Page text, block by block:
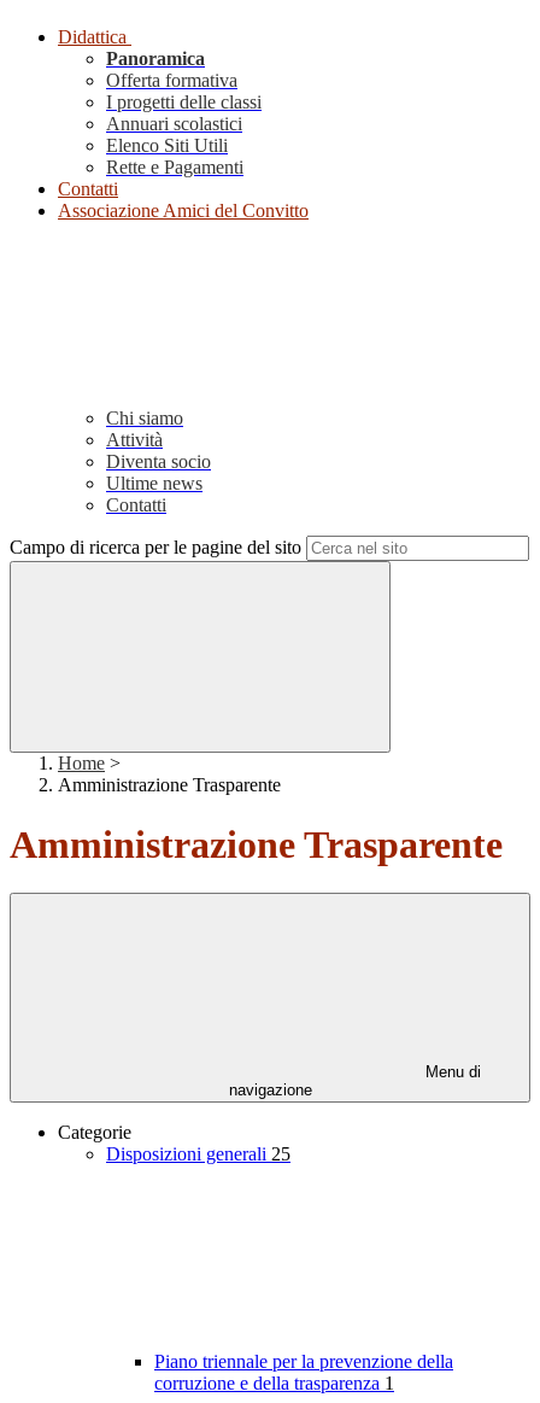
Didattica
Panoramica
Offerta formativa
I progetti delle classi
Annuari scolastici
Elenco Siti Utili
Rette e Pagamenti
Contatti
Associazione Amici del Convitto
Chi siamo
Attività
Diventa socio
Ultime news
Contatti
Campo di ricerca per le pagine del sito
Home >
Amministrazione Trasparente
Amministrazione Trasparente
Menu di
navigazione
Categorie
Disposizioni generali 25
Piano triennale per la prevenzione della
corruzione e della trasparenza 1